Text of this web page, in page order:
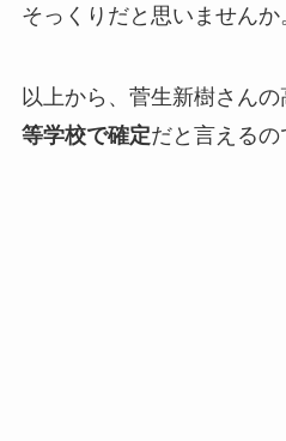
そっくりだと思いませんか
以上から、菅生新樹さんの
等学校で確定だと言えるの